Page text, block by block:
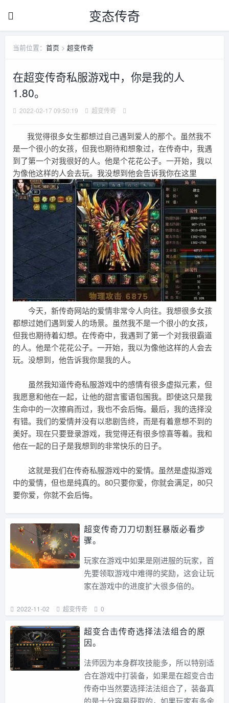
变态传奇
当前位置： 首页 > 超变传奇
在超变传奇私服游戏中，你是我的人
1.80。
2022-02-17 09:50:19 超变传奇
我觉得很多女生都想过自己遇到爱人的那个。虽然我不
是一个很小的女孩，但我也期待和想象过，在传奇中，我遇
到了第一个对我很好的人。他是个花花公子。一开始，我以
为像他这样的人会去玩。我没想到他会告诉我你在这里
今天，新传奇网站的爱情非常令人向往。我想很多女孩
都想过她们遇到爱人的场景。虽然我不是一个很小的女孩，
但我也期待着幻想。在传奇中，我遇到了第一个对我很霸道
的人。他是个花花公子。一开始，我以为像他这样的人会去
玩。没想到，他告诉我你是我的人。
虽然我知道传奇私服游戏中的感情有很多虚拟元素，但
我愿意和他在一起，让他的甜言蜜语包围我。即使这只是我
生命中的一次擦肩而过，我也不会后悔。最后，我的选择没
有错。我们的爱情并没有以悲剧告终，而是有着意想不到的
美好。现在只要登录游戏，我觉得还有很多惊喜等着。我和
他在一起的日子是我想到的非常快乐的日子。
这就是我们在传奇私服游戏中的爱情。虽然是虚拟游戏
中的爱情，但也是纯真的。80只要你爱，你就会满足，80只
要你爱，你就不会后悔。
超变传奇刀刀切割狂暴版必看步
骤。
玩家在游戏中如果是刚进服的玩家，首
先要领取游戏中难得的奖励，这会让玩
家在游戏中的进度扩大很多倍的。
2022-11-02 超变传奇 0
超变合击传奇选择法法组合的原
因。
法师因为本身群攻技能多，所以特别适
合在游戏中打装备，如果是在超变合击
传奇中当然要选择法法组合了，装备真
的是十分容易获取的，如果玩家有多余